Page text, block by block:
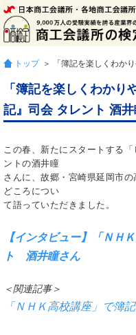
トップ ＞ 「簿記を楽しくわかりやすく 『
「簿記を楽しくわか
記』司会 タレント 酒井
この春、新たにスタートする
ントの酒井瞳
さんに、故郷・宮崎県延岡市
どころについ
て語っていただきました。
【インタビュー】「Ｎ
ト 酒井瞳さん
＜関連記事＞
「ＮＨＫ高校講座」で簿